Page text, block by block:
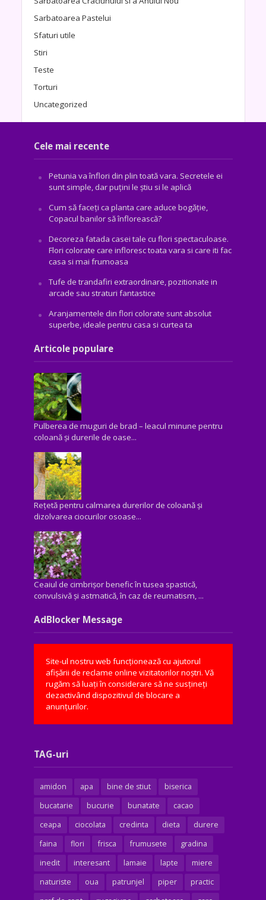
Sarbatoarea Pastelui
Sfaturi utile
Stiri
Teste
Torturi
Uncategorized
Cele mai recente
Petunia va înflori din plin toată vara. Secretele ei
sunt simple, dar puțini le știu si le aplică
Cum să faceți ca planta care aduce bogăţie,
Copacul banilor să înflorească?
Decoreza fatada casei tale cu flori spectaculoase.
Flori colorate care infloresc toata vara si care iti fac
casa si mai frumoasa
Tufe de trandafiri extraordinare, pozitionate in
arcade sau straturi fantastice
Aranjamentele din flori colorate sunt absolut
superbe, ideale pentru casa si curtea ta
Articole populare
Pulberea de muguri de brad – leacul minune pentru
coloană și durerile de oase...
Rețetă pentru calmarea durerilor de coloană și
dizolvarea ciocurilor osoase...
Ceaiul de cimbrișor benefic în tusea spastică,
convulsivă şi astmatică, în caz de reumatism, ...
AdBlocker Message
Site-ul nostru web funcționează cu ajutorul
afișării de reclame online vizitatorilor noștri. Vă
rugăm să luați în considerare să ne susțineți
dezactivând dispozitivul de blocare a
anunțurilor.
TAG-uri
amidon apa bine de stiut
biserica
bucatarie
bucurie bunatate
cacao
ceapa
ciocolata credinta dieta
durere
faina
flori frisca frumusete
gradina
inedit
interesant lamaie lapte
miere
naturiste
oua patrunjel piper
practic